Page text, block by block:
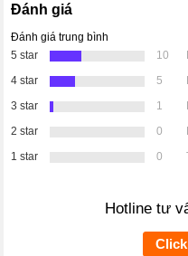
Đánh giá
Đánh giá trung bình
5 star
10
4 star
5
3 star
1
2 star
0
1 star
0
Hotline tư